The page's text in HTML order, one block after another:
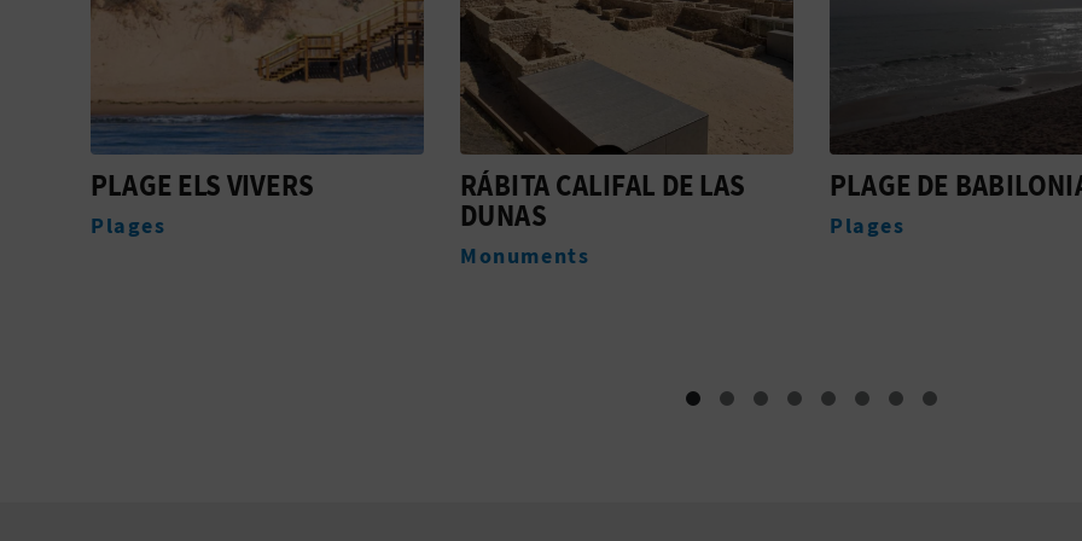
RÁBITA CALIFAL DE LAS
DUNAS
PLAGE DE BABILONIA
Plages
MUSEU
DE GUARDAMAR